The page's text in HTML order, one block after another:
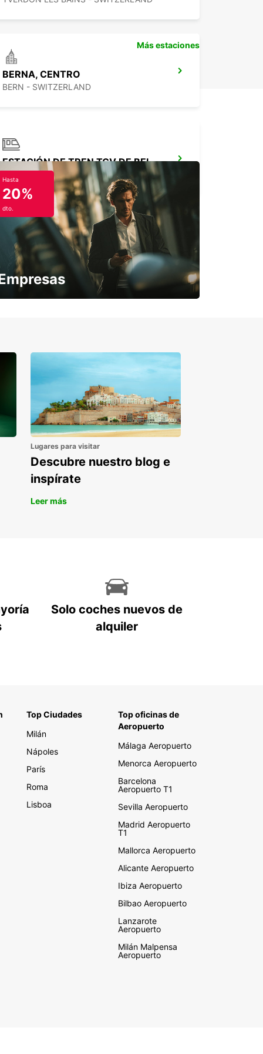
BERNA, CENTRO
BERN - SWITZERLAND
ESTACIÓN DE TREN TGV DE BELFORT-MONTBELIARD
MEROUX - FRANCE
Más estaciones
Hasta
20%
dto.
Lugares para visitar
Descubre nuestro blog e
inspírate
Leer más
Solo coches nuevos de
alquiler
Top Ciudades
Milán
Nápoles
París
Roma
Lisboa
Top oficinas de
Aeropuerto
Málaga Aeropuerto
Menorca Aeropuerto
Barcelona
Aeropuerto T1
Sevilla Aeropuerto
Madrid Aeropuerto
T1
Mallorca Aeropuerto
Alicante Aeropuerto
Ibiza Aeropuerto
Bilbao Aeropuerto
Lanzarote
Aeropuerto
Milán Malpensa
Aeropuerto